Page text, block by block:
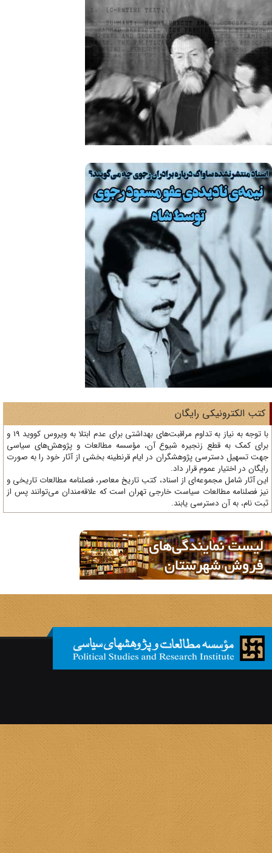
الکترونیکی رایگان
با توجه به نیاز به تداوم مراقبت‌های بهداشتی برای عدم ابتلا به ویروس کووید 19 و
کمک به قطع زنجیره شیوع آن، مؤسسه مطالعات و پژوهش‌های سیاسی
تسهیل دسترسی پژوهشگران در ایام قرنطینه بخشی از آثار خود را به صورت
در اختیار عموم قرار داد.
آثار شامل مجموعه‌ای از اسناد، کتب تاریخ معاصر، فصلنامه‌ مطالعات تاریخی و
فصلنامه مطالعات سیاست خارجی تهران است که علاقه‌مندان می‌توانند پس از
نام، به آن دسترسی یابند.